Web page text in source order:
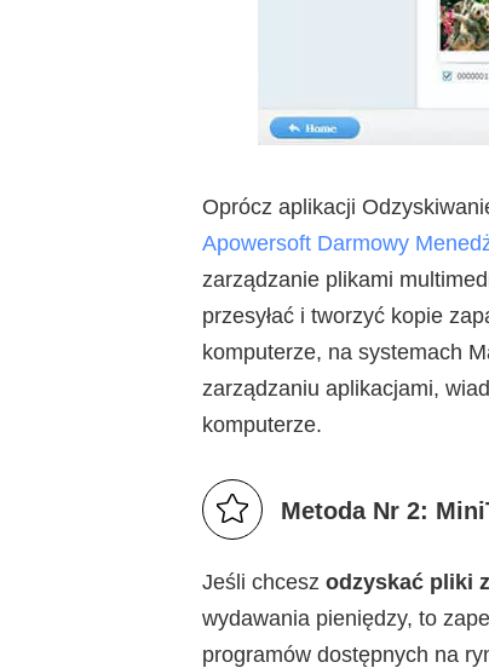
Oprócz aplikacji
Apowersoft Darmowy
zarządzanie plikami
przesyłać i tworzyć kopie
komputerze, na systemach
zarządzaniu aplikacjami,
komputerze.
Metoda Nr 2:
Jeśli chcesz odzyskać pliki
wydawania pieniędzy, to
programów dostępnych na